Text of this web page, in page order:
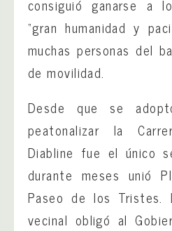
consiguió ganarse a
“gran humanidad y
muchas personas del
de movilidad.
Desde que se
peatonalizar la
Diabline fue el único
durante meses unió
Paseo de los Tristes.
vecinal obligó al